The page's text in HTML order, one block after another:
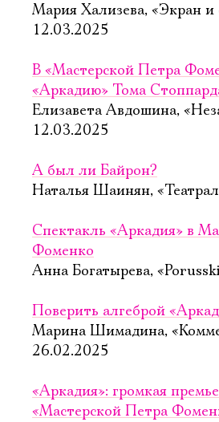
Мария Хализева, «Экран и
12.03.2025
В «Мастерской Петра
«Аркадию» Тома
Елизавета Авдошина,
12.03.2025
А был ли Байрон?
Наталья Шаинян,
Спектакль «Аркадия» в
Фоменко
Анна Богатырева,
Поверить алгеброй
Марина Шимадина,
26.02.2025
«Аркадия»: громкая
«Мастерской Петра